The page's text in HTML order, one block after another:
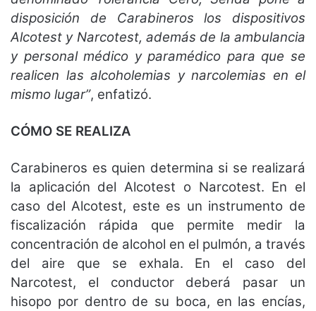
disposición de Carabineros los dispositivos
Alcotest y Narcotest, además de la ambulancia
y personal médico y paramédico para que se
realicen las alcoholemias y narcolemias en el
mismo lugar”, enfatizó.
CÓMO SE REALIZA
Carabineros es quien determina si se realizará
la aplicación del Alcotest o Narcotest. En el
caso del Alcotest, este es un instrumento de
fiscalización rápida que permite medir la
concentración de alcohol en el pulmón, a través
del aire que se exhala. En el caso del
Narcotest, el conductor deberá pasar un
hisopo por dentro de su boca, en las encías,